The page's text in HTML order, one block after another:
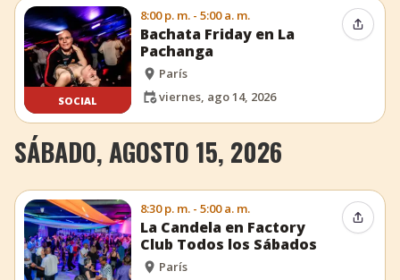
SOCIAL
8:00 p. m. - 5:00 a. m.
Bachata Friday en La
Pachanga
París
viernes, ago 14, 2026
SÁBADO, AGOSTO 15, 2026
8:30 p. m. - 5:00 a. m.
La Candela en Factory
Club Todos los Sábados
París